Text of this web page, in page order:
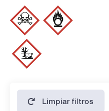
insoluble en agua : max. 0,01 %
cloruros (Cl): max. 0,005 %
sulfatos (SO4): max. 0,005 %
calcio (Ca): max. 0,002 %
metales pesados: max. 0,001 %
hierro (Fe): max. 0,001 %
potasio (K): max. 0,005 %:
Limpiar filtros